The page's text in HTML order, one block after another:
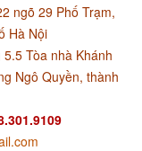
ngõ 29 Phố Trạm,
Hà Nội
5.5 Tòa nhà Khánh
Ngô Quyền, thành